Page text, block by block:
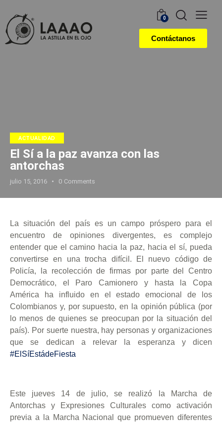
0
Contáctanos
ACTUALIDAD
El Sí a la paz avanza con las
antorchas
julio 15, 2016 0 Comments
La situación del país es un campo próspero para el
encuentro de opiniones divergentes, es complejo
entender que el camino hacia la paz, hacia el sí, pueda
convertirse en una trocha difícil. El nuevo código de
Policía, la recolección de firmas por parte del Centro
Democrático, el Paro Camionero y hasta la Copa
América ha influido en el estado emocional de los
Colombianos y, por supuesto, en la opinión pública (por
lo menos de quienes se preocupan por la situación del
país). Por suerte nuestra, hay personas y organizaciones
que se dedican a relevar la esperanza y dicen
#ElSíEstádeFiesta
Este jueves 14 de julio, se realizó la Marcha de
Antorchas y Expresiones Culturales como activación
previa a la Marcha Nacional que promueven diferentes